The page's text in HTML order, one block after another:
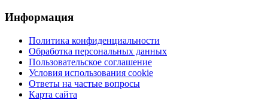
Информация
Политика конфиденциальности
Обработка персональных данных
Пользовательское соглашение
Условия использования cookie
Ответы на частые вопросы
Карта сайта